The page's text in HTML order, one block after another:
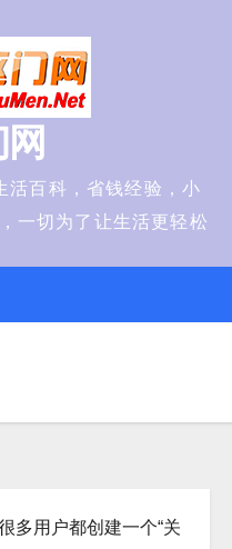
活百科，省钱经验，小
一切为了让生活更轻松
多用户都创建一个“关